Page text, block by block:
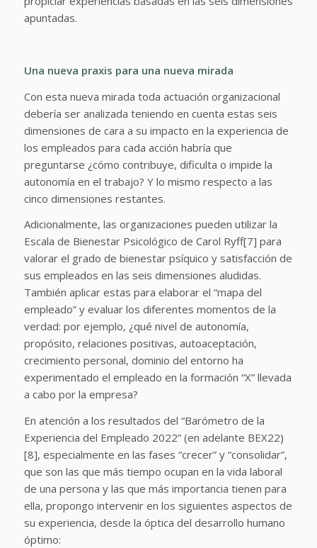
apuntadas.
Una nueva praxis para una nueva mirada
Con esta nueva mirada toda actuación organizacional
debería ser analizada teniendo en cuenta estas seis
dimensiones de cara a su impacto en la experiencia de
los empleados para cada acción habría que
preguntarse ¿cómo contribuye, dificulta o impide la
autonomía en el trabajo? Y lo mismo respecto a las
cinco dimensiones restantes.
Adicionalmente, las organizaciones pueden utilizar la
Escala de Bienestar Psicológico de Carol Ryff[7] para
valorar el grado de bienestar psíquico y satisfacción de
sus empleados en las seis dimensiones aludidas.
También aplicar estas para elaborar el “mapa del
empleado” y evaluar los diferentes momentos de la
verdad: por ejemplo, ¿qué nivel de autonomía,
propósito, relaciones positivas, autoaceptación,
crecimiento personal, dominio del entorno ha
experimentado el empleado en la formación “X” llevada
a cabo por la empresa?
En atención a los resultados del “Barómetro de la
Experiencia del Empleado 2022” (en adelante BEX22)
[8], especialmente en las fases “crecer” y “consolidar”,
que son las que más tiempo ocupan en la vida laboral
de una persona y las que más importancia tienen para
ella, propongo intervenir en los siguientes aspectos de
su experiencia, desde la óptica del desarrollo humano
óptimo: